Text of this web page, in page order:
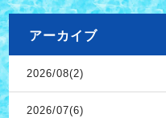
アーカイブ
2026/08(2)
2026/07(6)